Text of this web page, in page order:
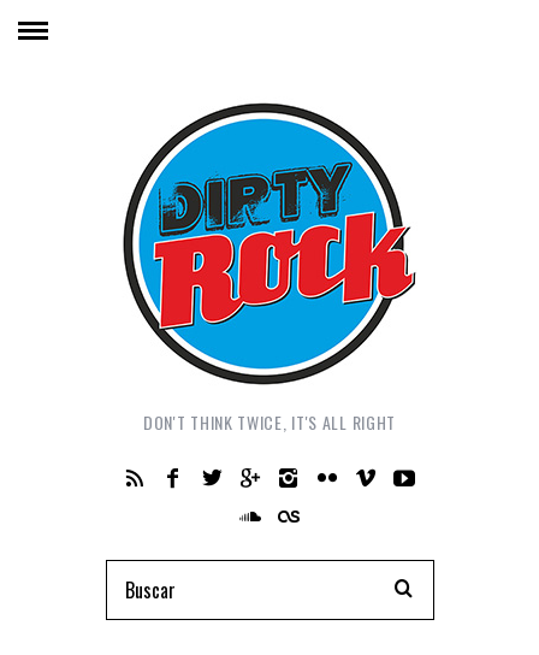
DON'T THINK TWICE, IT'S ALL RIGHT